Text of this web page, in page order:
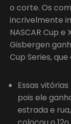
o corte. Os
incrivelmente
NASCAR Cup
Gisbergen
Cup Series,
Essas
pois ele
estrada e